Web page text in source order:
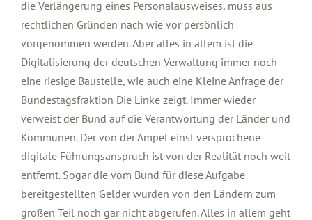
die Verlängerung eines Personalausweises, muss aus
rechtlichen Gründen nach wie vor persönlich
vorgenommen werden. Aber alles in allem ist die
Digitalisierung der deutschen Verwaltung immer noch
eine riesige Baustelle, wie auch eine Kleine Anfrage der
Bundestagsfraktion Die Linke zeigt. Immer wieder
verweist der Bund auf die Verantwortung der Länder und
Kommunen. Der von der Ampel einst versprochene
digitale Führungsanspruch ist von der Realität noch weit
entfernt. Sogar die vom Bund für diese Aufgabe
bereitgestellten Gelder wurden von den Ländern zum
großen Teil noch gar nicht abgerufen. Alles in allem geht